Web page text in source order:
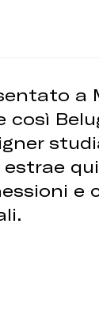
a
così
estrae
e